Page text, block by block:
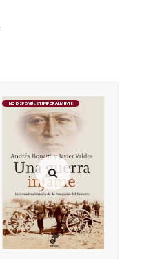
NO DISPONIBLE TEMPORALMENTE